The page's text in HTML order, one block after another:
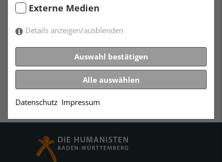
hat, sollte dies bis zum 15. Januar nun umgehend in
der Geschäftsstelle (0711-6493780) tun. Nähere
Informationen erhalten die Teilnehmer per Email von
Petra Häneke.
Leitung: Petra Häneke
Externe Medien
Details anzeigen/ausblenden
Auswahl bestätigen
Alle auswählen
Datenschutz Impressum